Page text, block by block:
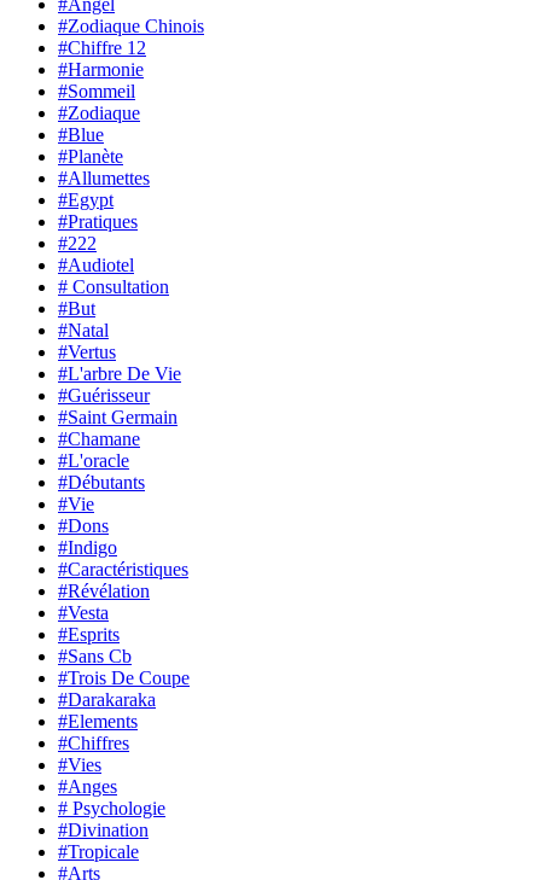
#Angel
#Zodiaque Chinois
#Chiffre 12
#Harmonie
#Sommeil
#Zodiaque
#Blue
#Planète
#Allumettes
#Egypt
#Pratiques
#222
#Audiotel
# Consultation
#But
#Natal
#Vertus
#L'arbre De Vie
#Guérisseur
#Saint Germain
#Chamane
#L'oracle
#Débutants
#Vie
#Dons
#Indigo
#Caractéristiques
#Révélation
#Vesta
#Esprits
#Sans Cb
#Trois De Coupe
#Darakaraka
#Elements
#Chiffres
#Vies
#Anges
# Psychologie
#Divination
#Tropicale
#Arts